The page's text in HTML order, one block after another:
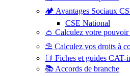
🏕️ Avantages Sociaux
CSE National
👛 Calculez votre pouvoir
⛱️ Calculez vos droits à
📘 Fiches et guides
📚 Accords de branche